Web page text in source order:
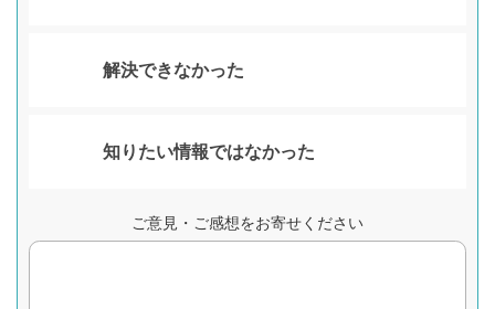
解決できなかった
知りたい情報ではなかった
ご意見・ご感想をお寄せください